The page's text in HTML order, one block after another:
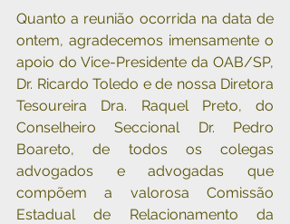
Quanto a reunião ocorrida na data de
ontem, agradecemos imensamente o
apoio do Vice-Presidente da OAB/SP,
Dr. Ricardo Toledo e de nossa Diretora
Tesoureira Dra. Raquel Preto, do
Conselheiro Seccional Dr. Pedro
Boareto, de todos os colegas
advogados e advogadas que
compõem a valorosa Comissão
Estadual de Relacionamento da